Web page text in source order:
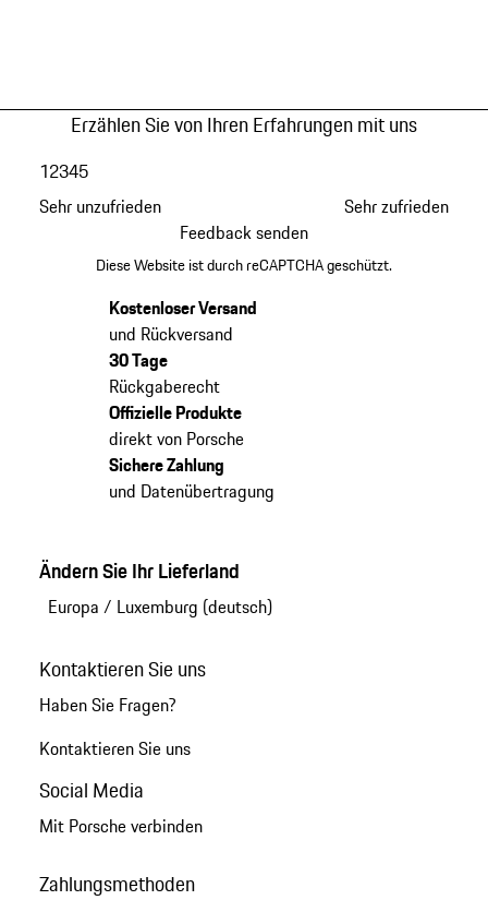
Erzählen Sie von Ihren Erfahrungen mit uns
Sehr unzufrieden
12345
Sehr zufrieden
Feedback senden
Diese Website ist durch reCAPTCHA geschützt.
Kostenloser Versand
und Rückversand
30 Tage
Rückgaberecht
Offizielle Produkte
direkt von Porsche
Sichere Zahlung
und Datenübertragung
Ändern Sie Ihr Lieferland
Europa / Luxemburg (deutsch)
Kontaktieren Sie uns
Haben Sie Fragen?
Kontaktieren Sie uns
Social Media
Mit Porsche verbinden
Zahlungsmethoden